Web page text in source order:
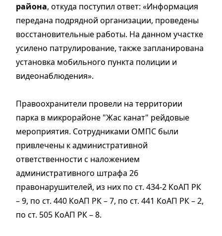
района, откуда поступил ответ: «Информация
передана подрядной организации, проведены
восстановительные работы. На данном участке
усилено патрулирование, также запланирована
установка мобильного пункта полиции и
видеонаблюдения».
Правоохранители провели на территории
парка в микрорайоне "Жас канат" рейдовые
мероприятия. Сотрудниками ОМПС были
привлечены к административной
ответственности с наложением
административного штрафа 26
правонарушителей, из них по ст. 434-2 КоАП РК
– 9, по ст. 440 КоАП РК – 7, по ст. 441 КоАП РК – 2,
по ст. 505 КоАП РК – 8.